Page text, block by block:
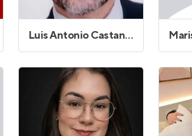
Luis Antonio Castanheira do Vale